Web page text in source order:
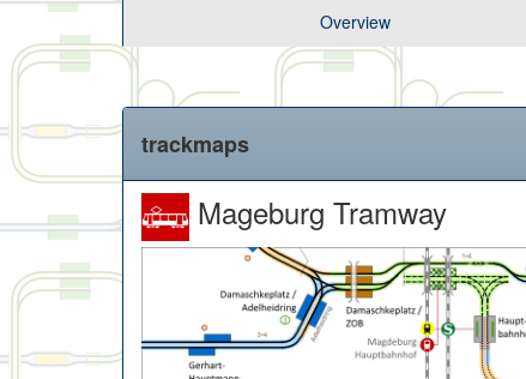
Overview
trackmaps
Mageburg Tramway